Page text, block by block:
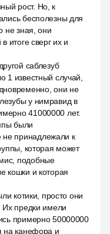
рост. Но, к
бесполезны для
не зная, они
итоге сверг их и
саблезуб
1 известный случай,
они не
у нимравид в
41000000 лет.
были
принадлежали к
которая может
подобные
кошки и которая
котики, просто они
Их предки имели
примерно 50000000
на канефора и